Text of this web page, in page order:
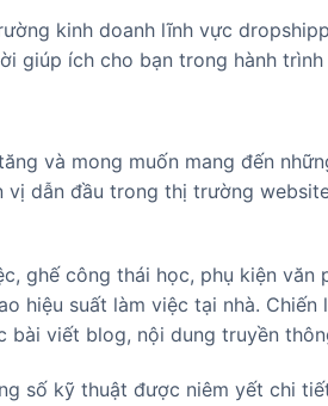
kinh doanh lĩnh vực
giúp ích cho bạn trong hành
và mong muốn mang đến
dẫn đầu trong thị trường
ghế công thái học, phụ kiện
hiệu suất làm việc tại nhà.
bài viết blog, nội dung truyền
số kỹ thuật được niêm yết chi